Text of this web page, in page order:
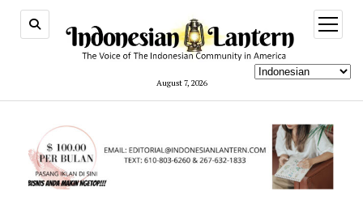
August 7, 2026
open
menu